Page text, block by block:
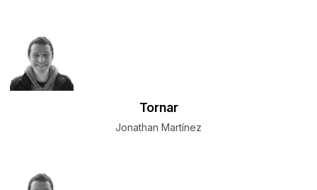
Tornar
Jonathan Martínez